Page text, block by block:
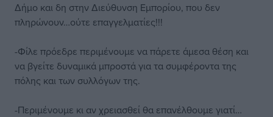
Δήμο και δη στην Διεύθυνση Εμπορίου, που δεν
πληρώνουν…ούτε επαγγελματίες!!!
-Φίλε πρόεδρε περιμένουμε να πάρετε άμεσα θέση και
να βγείτε δυναμικά μπροστά για τα συμφέροντα της
πόλης και των συλλόγων της.
-Περιμένουμε κι αν χρειασθεί θα επανέλθουμε γιατί…